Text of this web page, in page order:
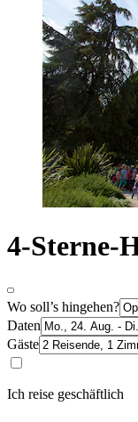
4-Sterne-
Wo soll’s hingehen?
Daten
Gäste
Ich reise geschäftlich